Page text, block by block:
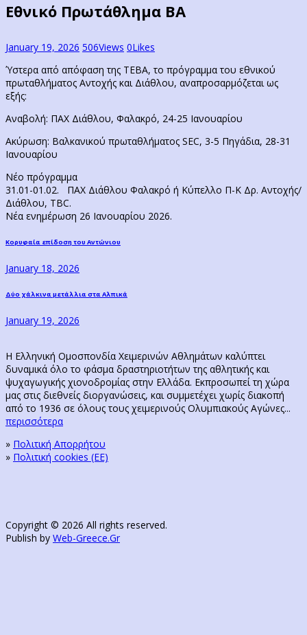
Εθνικό Πρωτάθλημα ΒΑ
January 19, 2026 506Views 0Likes
Ύστερα από απόφαση της ΤΕΒΑ, το πρόγραμμα του εθνικού
πρωταθλήματος Αντοχής και Διάθλου, αναπροσαρμόζεται ως
εξής:
Αναβολή: ΠΑΧ Διάθλου, Φαλακρό, 24-25 Ιανουαρίου
Ακύρωση: Βαλκανικού πρωταθλήματος SEC, 3-5 Πηγάδια, 28-31
Ιανουαρίου
Νέο πρόγραμμα
31.01-01.02. ΠΑΧ Διάθλου Φαλακρό ή Κύπελλο Π-Κ Δρ. Αντοχής/
Διάθλου, ΤΒC.
Νέα ενημέρωση 26 Ιανουαρίου 2026.
Post
navigation
Previous
Κορυφαία επίδοση του Αντώνιου
January 18, 2026
Next
Δύο χάλκινα μετάλλια στα Αλπικά
January 19, 2026
Η Ελληνική Ομοσπονδία Χειμερινών Αθλημάτων καλύπτει
δυναμικά όλο το φάσμα δραστηριοτήτων της αθλητικής και
ψυχαγωγικής χιονοδρομίας στην Ελλάδα. Εκπροσωπεί τη χώρα
μας στις διεθνείς διοργανώσεις, και συμμετέχει χωρίς διακοπή
από το 1936 σε όλους τους χειμερινούς Ολυμπιακούς Αγώνες...
περισσότερα
» Πολιτική Απορρήτου
» Πολιτική cookies (ΕΕ)
Copyright © 2026 All rights reserved.
Publish by Web-Greece.Gr